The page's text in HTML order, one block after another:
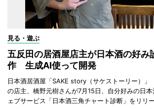
見る・遊ぶ
五反田の居酒屋店主が日本酒の好み
作 生成AI使って開発
日本酒居酒屋「SAKE story（サケストーリー）」
の店主、橋野元樹さんが7月15日、自分好みの日
ェブサービス「日本酒三角チャート診断」をリリー